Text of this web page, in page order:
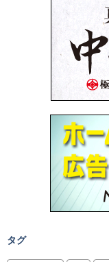
タグ